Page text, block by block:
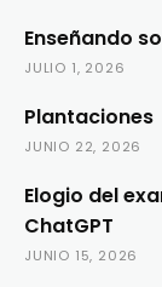
Enseñando
JULIO 1, 2026
Plantaciones
JUNIO 22, 2026
Elogio del
ChatGPT
JUNIO 15, 2026